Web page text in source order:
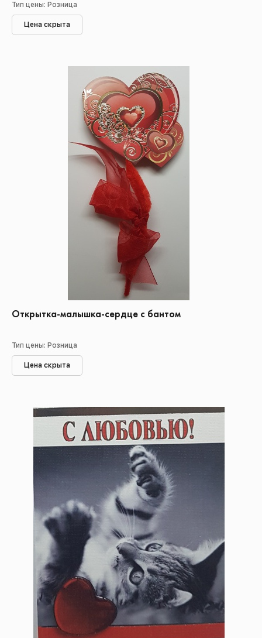
Тип цены: Розница
Цена скрыта
Открытка-малышка-сердце с бантом
Тип цены: Розница
Цена скрыта